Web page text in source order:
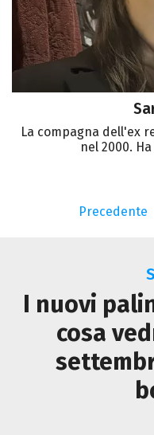
La compagna dell'ex
nel 2000.
Precedente
I nuovi
cosa